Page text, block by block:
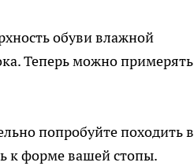
обуви влажной
Теперь можно примерять
попробуйте походить в
к форме вашей стопы.